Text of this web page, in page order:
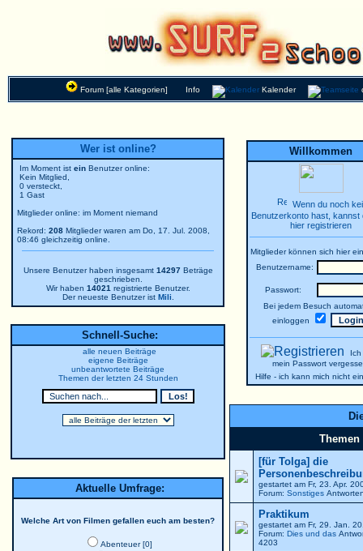
Forum [alle Kategorien] Info Kalender
Wer ist online?
Im Moment ist ein Benutzer online:
Kein Mitglied,
0 versteckt,
1 Gast
Mitglieder online: im Moment niemand
Rekord: 208 Mitglieder waren am Do, 17. Jul. 2008,
08:46 gleichzeitig online.
Unsere Benutzer haben insgesamt 14297Beträge
geschrieben.
Wir haben 14021 registrierte Benutzer.
Der neueste Benutzer ist Mili
Schnell-Suche:
alle neuen Beiträge
eigene Beiträge
unbeantwortete Beiträge
Themen der letzten 24 Stunden
Aktuelle Umfrage:
Welche Art von Filmen gefallen euch am besten?
Abenteuer [0]
Willkommen
Wenn du noch
Benutzerkonto hast, kannst
hier registrieren
Mitglieder können sich hier
Benutzername:
Passwort:
Bei jedem Besuch
einloggen
mein Passwort
Hilfe - ich kann mich nicht
Themen
[für Tolga] die
gestartet am Fr, 23. Apr.
Forum: Sonstiges
Praktikum
gestartet am Fr, 29. Jan.
Forum: Dies und das
4203